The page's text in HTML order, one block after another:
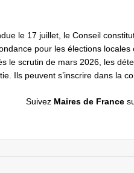
le 17 juillet, le Conseil
pour les élections
le scrutin de mars 2026, les
Ils peuvent s’inscrire dans la
Suivez Maires de France